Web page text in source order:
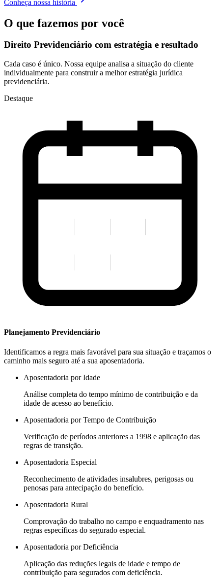
Conheça nossa história
O que fazemos por você
Direito Previdenciário com estratégia e resultado
Cada caso é único. Nossa equipe analisa a situação do cliente
individualmente para construir a melhor estratégia jurídica
previdenciária.
Destaque
Planejamento Previdenciário
Identificamos a regra mais favorável para sua situação e traçamos o
caminho mais seguro até a sua aposentadoria.
Aposentadoria por Idade
Análise completa do tempo mínimo de contribuição e da
idade de acesso ao benefício.
Aposentadoria por Tempo de Contribuição
Verificação de períodos anteriores a 1998 e aplicação das
regras de transição.
Aposentadoria Especial
Reconhecimento de atividades insalubres, perigosas ou
penosas para antecipação do benefício.
Aposentadoria Rural
Comprovação do trabalho no campo e enquadramento nas
regras específicas do segurado especial.
Aposentadoria por Deficiência
Aplicação das reduções legais de idade e tempo de
contribuição para segurados com deficiência.